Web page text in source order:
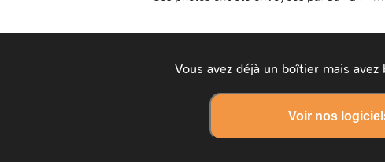
Vous avez déjà un boîtier mais
Voir nos